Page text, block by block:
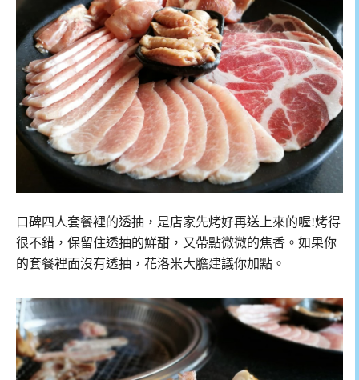
口碑四人套餐裡的透抽，是店家先烤好再送上來的喔!烤得
很不錯，保留住透抽的鮮甜，又帶點微微的焦香。如果你
的套餐裡面沒有透抽，花洛米大膽建議你加點。